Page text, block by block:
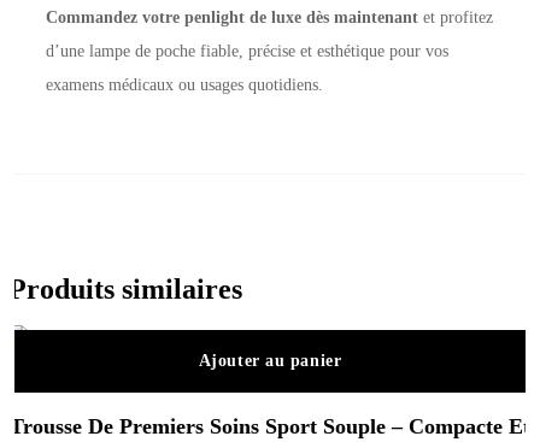
Commandez votre penlight de luxe dès maintenant et profitez
d’une lampe de poche fiable, précise et esthétique pour vos
examens médicaux ou usages quotidiens.
Produits similaires
Ajouter au panier
Trousse De Premiers Soins Sport Souple – Compacte Et